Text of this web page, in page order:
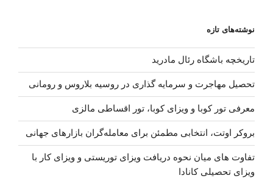
خان
برگردون”
نوشته‌های تازه
تاریخچه باشگاه رئال مادرید
تحصیل مهاجرت و سرمایه گذاری در روسیه بلاروس و رومانی
معرفی تور کوبا و ویزای کوبا، تور اقساطی مالزی
بروکر اوتت، انتخابی مطمئن برای معامله‌گران بازارهای جهانی
تفاوت های میان نحوه دریافت ویزای توریستی و ویزای کار با
ویزای تحصیلی کانادا